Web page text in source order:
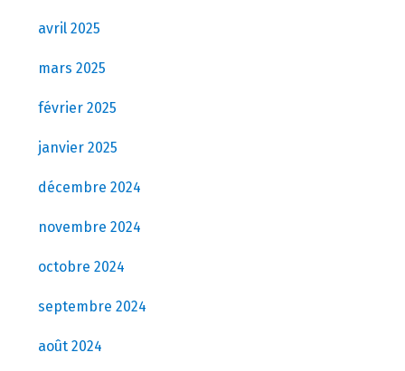
avril 2025
mars 2025
février 2025
janvier 2025
décembre 2024
novembre 2024
octobre 2024
septembre 2024
août 2024